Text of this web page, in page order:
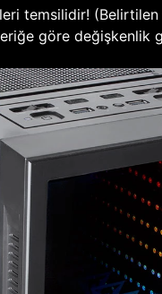
temsilidir! (Belirtilen
göre değişkenlik